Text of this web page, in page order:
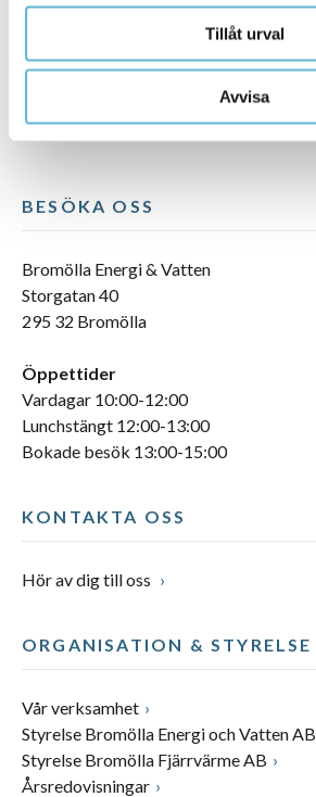
Tillåt urval
Avvisa
BESÖKA OSS
Bromölla Energi & Vatten
Storgatan 40
295 32 Bromölla
Öppettider
Vardagar 10:00-12:00
Lunchstängt 12:00-13:00
Bokade besök 13:00-15:00
KONTAKTA OSS
Hör av dig till oss
ORGANISATION & STYRELSE
Vår verksamhet
Styrelse Bromölla Energi och Vatten AB
Styrelse Bromölla Fjärrvärme AB
Årsredovisningar